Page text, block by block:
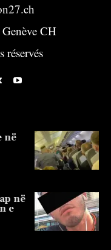
CH
në
në
e